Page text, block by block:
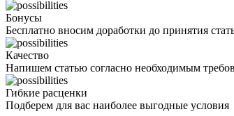
Бонусы
Бесплатно вносим доработки до принятия
Качество
Напишем статью согласно необходимым
Гибкие расценки
Подберем для вас наиболее выгодные условия